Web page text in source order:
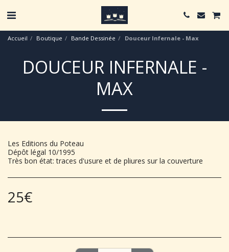
Accueil Boutique Bande Dessinée Douceur Infernale - Max
DOUCEUR INFERNALE -
MAX
Les Editions du Poteau
Dépôt légal 10/1995
Très bon état: traces d'usure et de pliures sur la couverture
25€